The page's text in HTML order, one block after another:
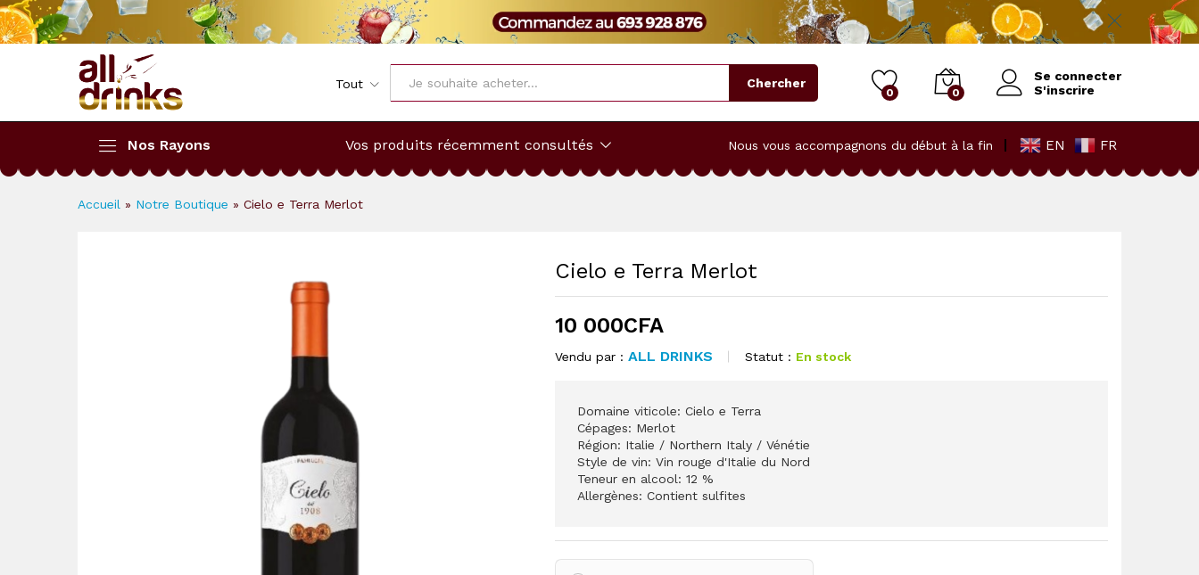
Tout Chercher
0 0
Se connecter
S'inscrire
Nos Rayons Vos produits récemment consultés Nous vous accompagnons du début à la fin EN FR
Accueil » Notre Boutique » Cielo e Terra Merlot
Cielo e Terra Merlot
10 000CFA
Vendu par :ALL DRINKS Statut : En stock
Domaine viticole: Cielo e Terra
Cépages: Merlot
Région: Italie / Northern Italy / Vénétie
Style de vin: Vin rouge d'Italie du Nord
Teneur en alcool: 12 %
Allergènes: Contient sulfites
Description Reviews (0) Infos Vendeur Plus de produits
10 000CFA Ajouter au panier